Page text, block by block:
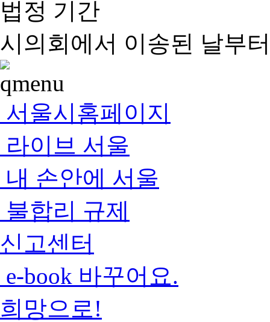
법정 기간
시의회에서 이송된 날부
서울시홈페이지
라이브 서울
내 손안에 서울
불합리 규제
신고센터
e-book 바꾸어요.
희망으로!